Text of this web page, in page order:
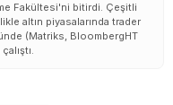
Fakültesi'ni bitirdi. Çeşitli
altın piyasalarında trader
(Matriks, BloombergHT